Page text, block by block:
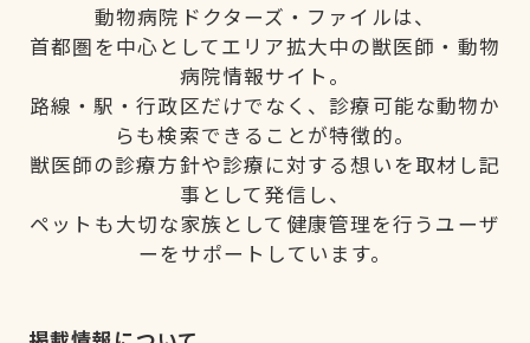
動物病院ドクターズ・ファイルは、
首都圏を中心としてエリア拡大中の獣医師・動物
病院情報サイト。
路線・駅・行政区だけでなく、診療可能な動物か
らも検索できることが特徴的。
獣医師の診療方針や診療に対する想いを取材し記
事として発信し、
ペットも大切な家族として健康管理を行うユーザ
ーをサポートしています。